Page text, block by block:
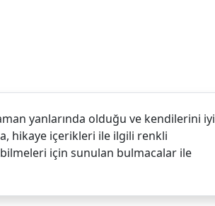
yanlarında olduğu ve kendilerini iyi
hikaye içerikleri ile ilgili renkli
için sunulan bulmacalar ile